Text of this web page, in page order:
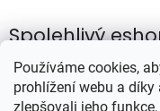
Používáme cookies,
prohlížení webu a
zlepšovali jeho
Spolehlivý